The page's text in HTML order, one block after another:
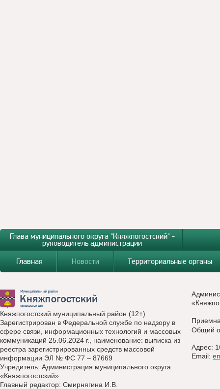
Глава муниципального округа "Княжпогостский" -
руководитель администрации
Главная
Новости Территориальные органы
Княжпогостский муниципальный район (12+)
Зарегистрирован в Федеральной службе по надзору в
сфере связи, информационных технологий и массовых
коммуникаций 25.06.2024 г., наименование: выписка из
реестра зарегистрированных средств массовой
информации ЭЛ № ФС 77 – 87669
Учредитель: Администрация муниципального округа
«Княжпогостский»
Главный редактор: Смирнягина И.В.
Общий
Адрес:
Email: